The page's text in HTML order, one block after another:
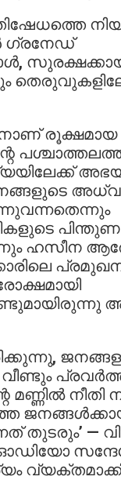
ഗ്രനേഡ്
നാണ് രൂക്ഷമായ
ജനങ്ങളുടെ
ഹസീന
മണ്ണിൽ നീതി
തുടരും’ —
ഓഡിയോ